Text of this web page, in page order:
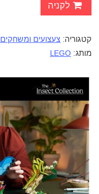
לקניה
קטגוריה: צעצועים ומשחקים
מותג: LEGO